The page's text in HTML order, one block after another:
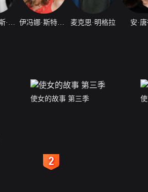
麦克思·明格拉 安·
使女的故事 第三季